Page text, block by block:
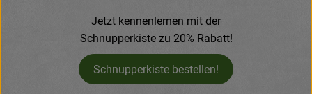
Jetzt kennenlernen mit der
Schnupperkiste zu 20% Rabatt!
Schnupperkiste bestellen!